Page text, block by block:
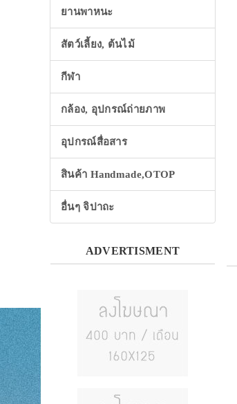
ยานพาหนะ
สัตว์เลี้ยง, ต้นไม้
กีฬา
กล้อง, อุปกรณ์ถ่ายภาพ
อุปกรณ์สื่อสาร
สินค้า Handmade,OTOP
อื่นๆ จิปาถะ
ADVERTISMENT